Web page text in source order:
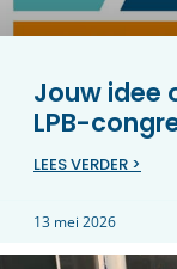
Jouw idee
LPB-
LEES VERDER >
13 mei 2026